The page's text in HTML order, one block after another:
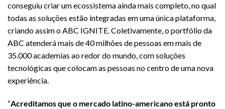
conseguiu criar um ecossistema ainda mais completo, no qual
todas as soluções estão integradas em uma única plataforma,
criando assim o ABC IGNITE. Coletivamente, o portfólio da
ABC atenderá mais de 40 milhões de pessoas em mais de
35.000 academias ao redor do mundo, com soluções
tecnológicas que colocam as pessoas no centro de uma nova
experiência.
“Acreditamos que o mercado latino-americano está pronto